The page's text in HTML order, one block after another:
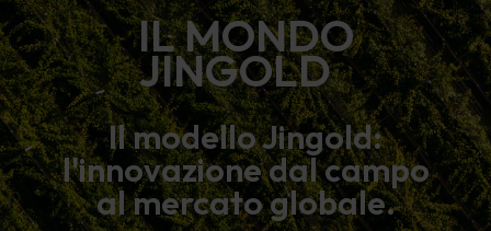
IL MONDO
JINGOLD
Il modello Jingold:
l'innovazione dal campo
al mercato globale.